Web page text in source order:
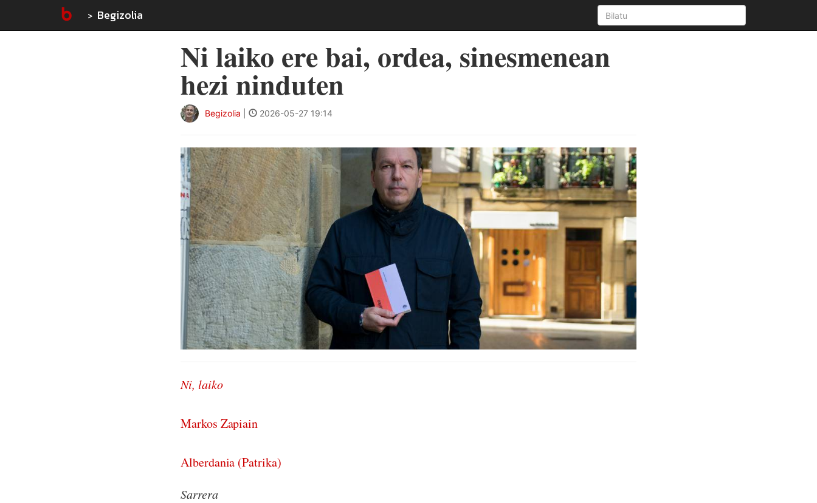
Begizolia
Ni laiko ere bai, ordea, sinesmenean
hezi ninduten
Begizolia 2026-05-27 19:14
Ni, laiko
Markos Zapiain
Alberdania (Patrika)
Sarrera